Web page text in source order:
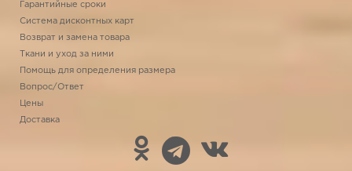
Гарантийные сроки
Система дисконтных карт
Возврат и замена товара
Ткани и уход за ними
Помощь для определения размера
Вопрос/Ответ
Цены
Доставка